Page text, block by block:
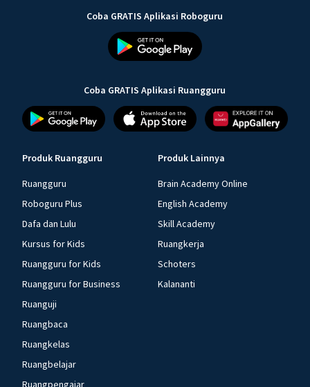
Coba GRATIS Aplikasi Roboguru
Coba GRATIS Aplikasi Ruangguru
Produk Ruangguru
Ruangguru
Roboguru Plus
Dafa dan Lulu
Kursus for Kids
Ruangguru for Kids
Ruangguru for Business
Ruanguji
Ruangbaca
Ruangkelas
Ruangbelajar
Ruangpengajar
Produk Lainnya
Brain Academy Online
English Academy
Skill Academy
Ruangkerja
Schoters
Kalananti